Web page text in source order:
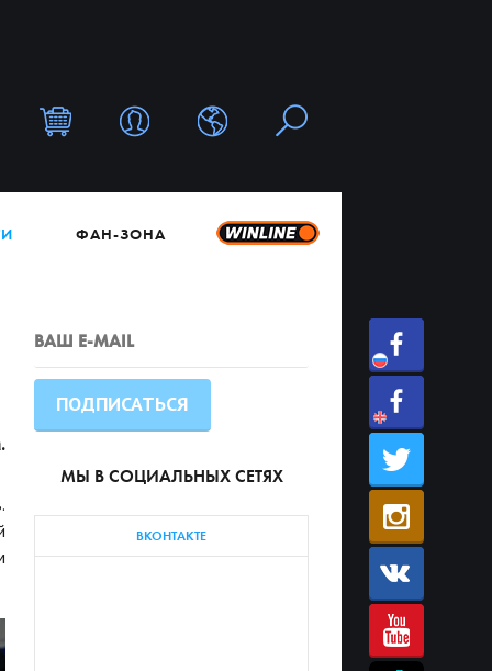
ФАН-ЗОНА
МЫ В СОЦИАЛЬНЫХ СЕТЯХ
ВКОНТАКТЕ